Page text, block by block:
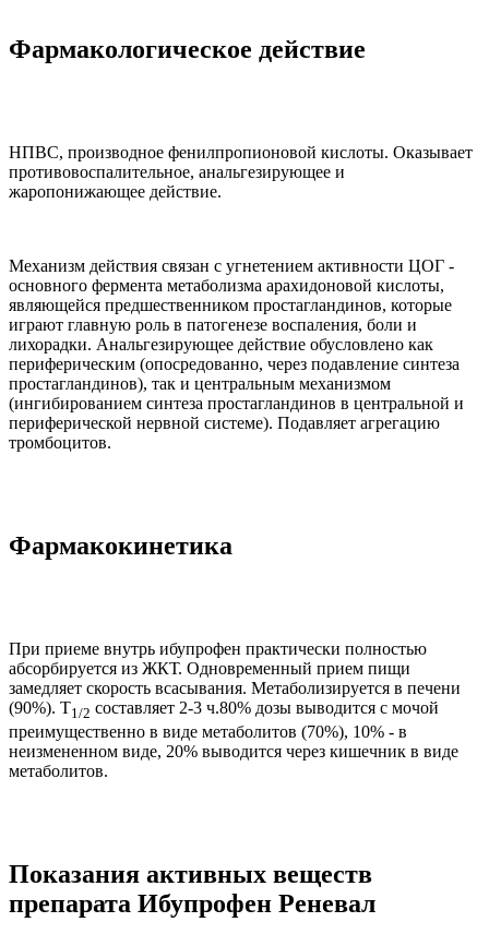
Фармакологическое действие
НПВС, производное фенилпропионовой кислоты. Оказывает
противовоспалительное, анальгезирующее и
жаропонижающее действие.
Механизм действия связан с угнетением активности ЦОГ -
основного фермента метаболизма арахидоновой кислоты,
являющейся предшественником простагландинов, которые
играют главную роль в патогенезе воспаления, боли и
лихорадки. Анальгезирующее действие обусловлено как
периферическим (опосредованно, через подавление синтеза
простагландинов), так и центральным механизмом
(ингибированием синтеза простагландинов в центральной и
периферической нервной системе). Подавляет агрегацию
тромбоцитов.
Фармакокинетика
При приеме внутрь ибупрофен практически полностью
абсорбируется из ЖКТ. Одновременный прием пищи
замедляет скорость всасывания. Метаболизируется в печени
(90%). T1/2 составляет 2-3 ч.80% дозы выводится с мочой
преимущественно в виде метаболитов (70%), 10% - в
неизмененном виде, 20% выводится через кишечник в виде
метаболитов.
Показания активных веществ
препарата Ибупрофен Реневал